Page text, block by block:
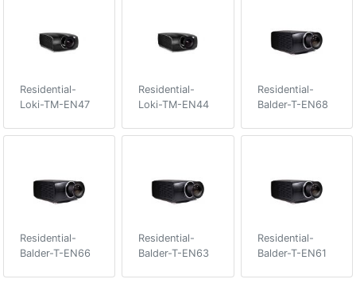
Residential-
Loki-TM-EN47
Residential-
Loki-TM-EN44
Residential-
Balder-T-EN68
Residential-
Balder-T-EN66
Residential-
Balder-T-EN63
Residential-
Balder-T-EN61